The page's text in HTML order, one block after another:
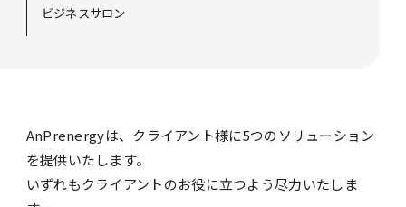
ビジネスサロン
AnPrenergyは、クライアント様に5つのソリューション
を提供いたします。
いずれもクライアントのお役に立つよう尽力いたしま